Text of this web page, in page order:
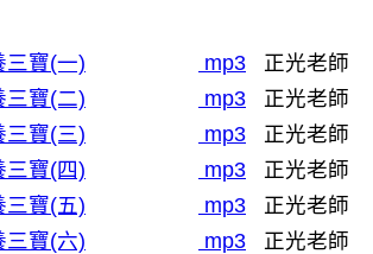
三寶(一) mp3
正光老師
三寶(二) mp3
正光老師
三寶(三) mp3
正光老師
三寶(四) mp3
正光老師
三寶(五) mp3
正光老師
三寶(六) mp3
正光老師